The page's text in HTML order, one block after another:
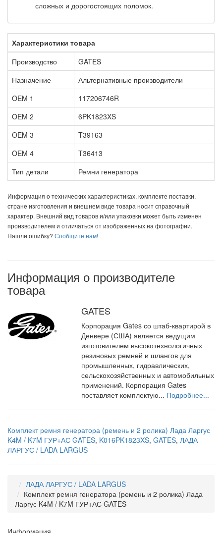
сложных и дорогостоящих поломок.
Характеристики товара
Производство
GATES
Назначение
Альтернативные производители
OEM 1
117206746R
OEM 2
6PK1823XS
OEM 3
T39163
OEM 4
T36413
Тип детали
Ремни генератора
Информация о технических характеристиках, комплекте поставки,
стране изготовления и внешнем виде товара носит справочный
характер. Внешний вид товаров и/или упаковки может быть изменен
производителем и отличаться от изображенных на фотографии.
Нашли ошибку? Сообщите нам!
Информация о производителе
товара
GATES
Корпорация Gates со штаб-квартирой в
Денвере (США) является ведущим
изготовителем высокотехнологичных
резиновых ремней и шлангов для
промышленных, гидравлических,
сельскохозяйственных и автомобильных
применений. Корпорация Gates
поставляет комплектую... Подробнее...
Комплект ремня генератора (ремень и 2 ролика) Лада Ларгус
K4M / K7M ГУР+АС GATES, K016PK1823XS, GATES, ЛАДА
ЛАРГУС / LADA LARGUS
ЛАДА ЛАРГУС / LADA LARGUS
Комплект ремня генератора (ремень и 2 ролика) Лада
Ларгус K4M / K7M ГУР+АС GATES